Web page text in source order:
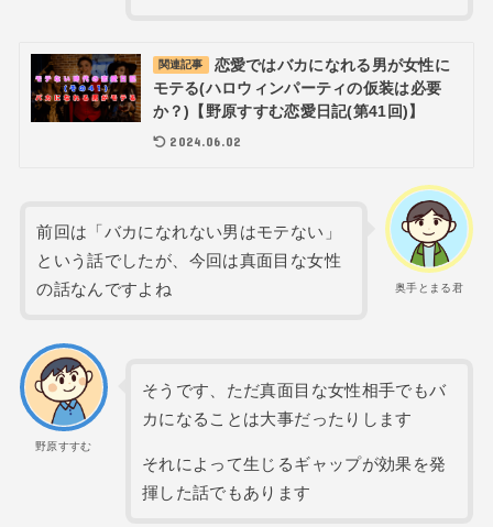
関連記事
恋愛ではバカになれる男が女性に
モテる(ハロウィンパーティの仮装は必要
か？)【野原すすむ恋愛日記(第41回)】
2024.06.02
奥手とまる君
前回は「バカになれない男はモテない」
という話でしたが、今回は真面目な女性
の話なんですよね
野原すすむ
そうです、ただ真面目な女性相手でもバ
カになることは大事だったりします
それによって生じるギャップが効果を発
揮した話でもあります